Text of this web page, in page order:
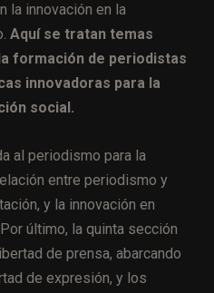
la innovación en la
Aquí se tratan temas
formación de periodistas
innovadoras para la
social.
al periodismo para la
entre periodismo y
y la innovación en
último, la quinta sección
de prensa, abarcando
de expresión, y los